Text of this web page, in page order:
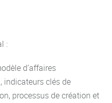
:
d’affaires
indicateurs clés de
processus de création et